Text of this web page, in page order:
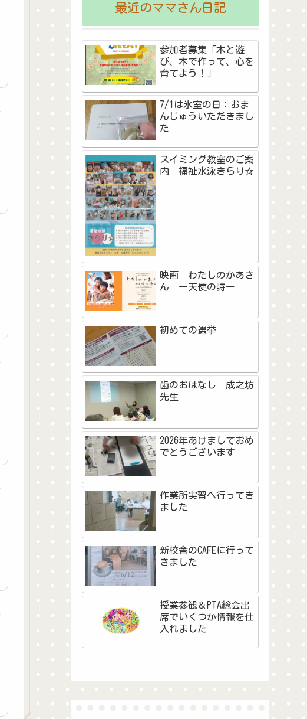
最近のママさん日記
参加者募集「木と遊
び、木で作って、心を
育てよう！」
7/1は氷室の日：おま
んじゅういただきまし
た
スイミング教室のご案
内 福祉水泳きらり☆
映画 わたしのかあさ
ん ー天使の詩ー
初めての選挙
歯のおはなし 成之坊
先生
2026年あけましておめ
でとうございます
作業所実習へ行ってき
ました
新校舎のCAFEに行って
きました
授業参観＆PTA総会出
席でいくつか情報を仕
入れました